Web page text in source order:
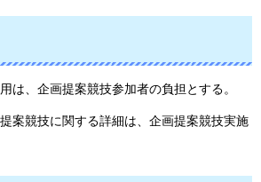
は、企画提案競技参加者の負担とする。
案競技に関する詳細は、企画提案競技実施